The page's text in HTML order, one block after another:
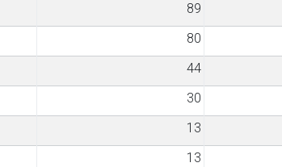
89
80
44
30
13
13